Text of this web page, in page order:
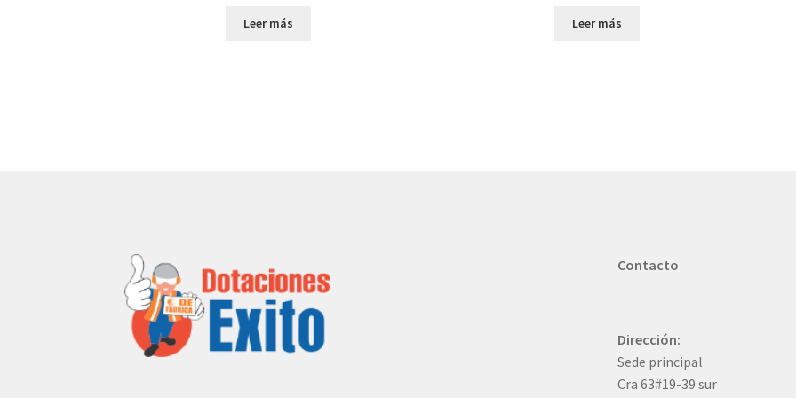
Leer más Leer más
Contacto
Dirección:
Sede principal
Cra 63#19-39 sur